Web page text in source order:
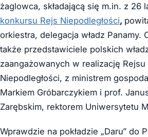
żaglowca, składającą się m.in. z 26
konkursu Rejs Niepodległości,
orkiestra, delegacja władz Panamy.
także przedstawiciele polskich
zaangażowanych w realizację Rejsu
Niepodległości, z ministrem
Markiem Gróbarczykiem i prof.
Zarębskim, rektorem Uniwersytetu
Wprawdzie na pokładzie „Daru” do